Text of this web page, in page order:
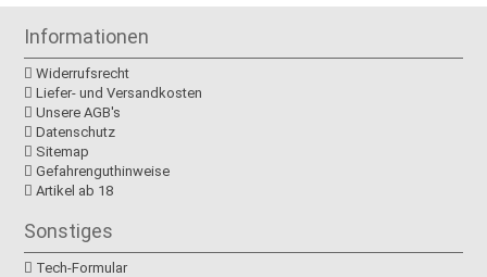
Informationen
Widerrufsrecht
Liefer- und Versandkosten
Unsere AGB's
Datenschutz
Sitemap
Gefahrenguthinweise
Artikel ab 18
Sonstiges
Tech-Formular